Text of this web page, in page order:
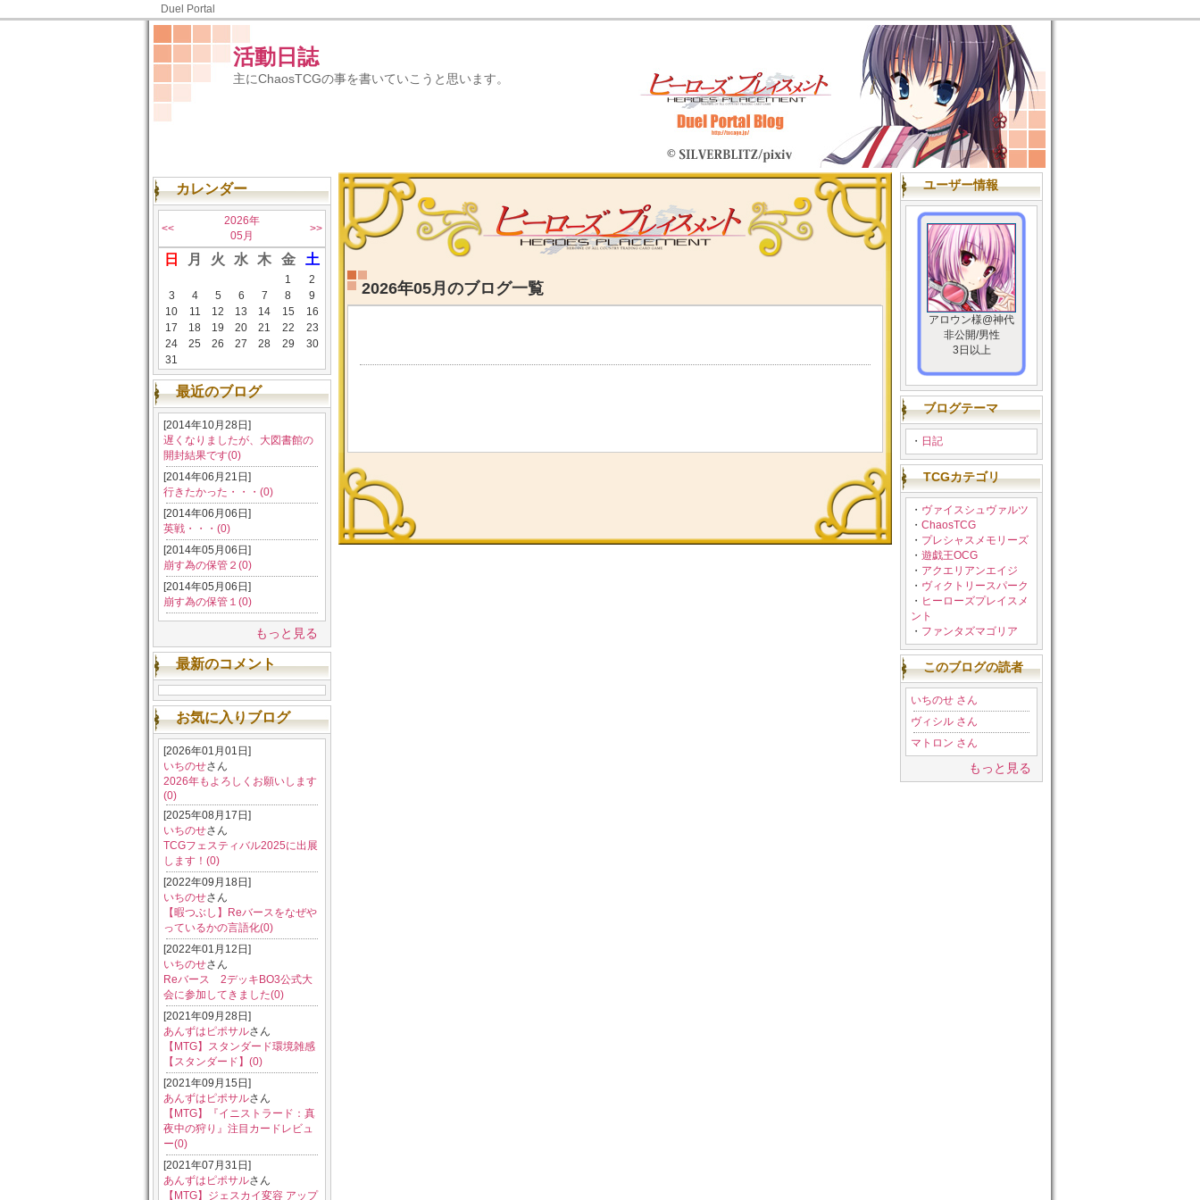
Duel Portal
活動日誌
主にChaosTCGの事を書いていこうと思います。
カレンダー
<<
2026年
05月
>>
日 月 火 水 木 金 土
1
2
3
4 5 6 7 8
9
10
11 12 13 14 15
16
17
18 19 20 21 22
23
24
25 26 27 28 29
30
31
最近のブログ
[2014年10月28日]
遅くなりましたが、大図書館の
開封結果です(0)
[2014年06月21日]
行きたかった・・・(0)
[2014年06月06日]
英戦・・・(0)
[2014年05月06日]
崩す為の保管２(0)
[2014年05月06日]
崩す為の保管１(0)
もっと見る
最新のコメント
お気に入りブログ
[2026年01月01日]
いちのせさん
2026年もよろしくお願いします
(0)
[2025年08月17日]
いちのせさん
TCGフェスティバル2025に出展
します！(0)
[2022年09月18日]
いちのせさん
【暇つぶし】Reバースをなぜや
っているかの言語化(0)
[2022年01月12日]
いちのせさん
Reバース 2デッキBO3公式大
会に参加してきました(0)
[2021年09月28日]
あんずはピポサルさん
【MTG】スタンダード環境雑感
【スタンダード】(0)
[2021年09月15日]
あんずはピポサルさん
【MTG】『イニストラード：真
夜中の狩り』注目カードレビュ
ー(0)
[2021年07月31日]
あんずはピポサルさん
【MTG】ジェスカイ変容 アップ
ユーザー情報
アロウン様@神代
非公開/男性
3日以上
ブログテーマ
・ 日記
TCGカテゴリ
・ ヴァイスシュヴァルツ
・ ChaosTCG
・ プレシャスメモリーズ
・ 遊戯王OCG
・ アクエリアンエイジ
・ ヴィクトリースパーク
・ ヒーローズプレイスメ
ント
・ ファンタズマゴリア
このブログの読者
いちのせ さん
ヴィシル さん
マトロン さん
もっと見る
2026年05月のブログ一覧